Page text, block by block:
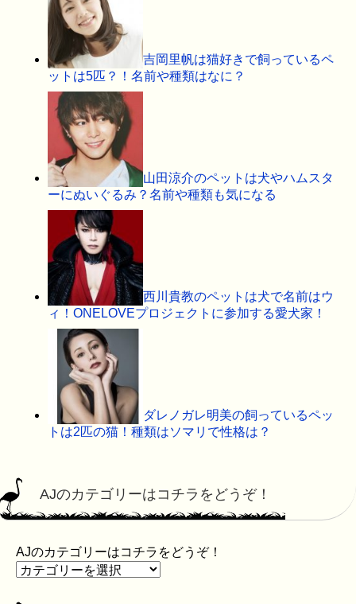
吉岡里帆は猫好きで飼っているペ
ットは5匹？！名前や種類はなに？
山田涼介のペットは犬やハムスタ
ーにぬいぐるみ？名前や種類も気になる
西川貴教のペットは犬で名前はウ
ィ！ONELOVEプロジェクトに参加する愛犬家！
ダレノガレ明美の飼っているペッ
トは2匹の猫！種類はソマリで性格は？
AJのカテゴリーはコチラをどうぞ！
AJのカテゴリーはコチラをどうぞ！